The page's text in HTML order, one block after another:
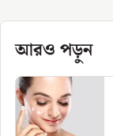
আরও পড়ুন